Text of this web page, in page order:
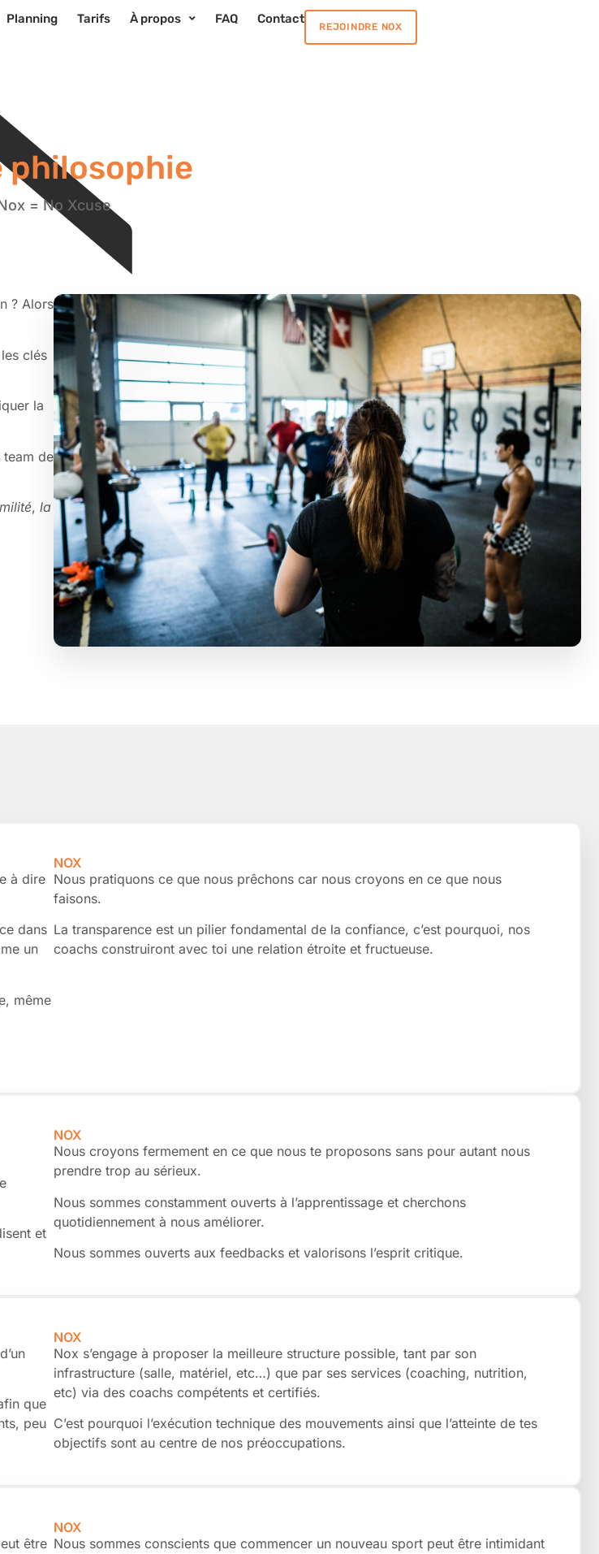
Planning Tarifs À propos FAQ Contact
REJOINDRE NOX
philosophie
= No Xcuse
? Alors
clés
la
team de
, la
à dire
dans
un
même
NOX
Nous pratiquons ce que nous prêchons car nous croyons en ce que nous
faisons.
La transparence est un pilier fondamental de la confiance, c’est pourquoi, nos
coachs construiront avec toi une relation étroite et fructueuse.
et
NOX
Nous croyons fermement en ce que nous te proposons sans pour autant nous
prendre trop au sérieux.
Nous sommes constamment ouverts à l’apprentissage et cherchons
quotidiennement à nous améliorer.
Nous sommes ouverts aux feedbacks et valorisons l’esprit critique.
que
peu
NOX
Nox s’engage à proposer la meilleure structure possible, tant par son
infrastructure (salle, matériel, etc…) que par ses services (coaching, nutrition,
etc) via des coachs compétents et certifiés.
C’est pourquoi l’exécution technique des mouvements ainsi que l’atteinte de tes
objectifs sont au centre de nos préoccupations.
être
NOX
Nous sommes conscients que commencer un nouveau sport peut être intimidant